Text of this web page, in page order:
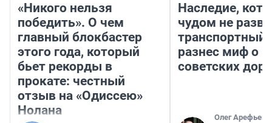
«Никого нельзя
победить». О чем
главный блокбастер
этого года, который
бьет рекорды в
прокате: честный
отзыв на «Одиссею»
Нолана
Наследие,
чудом не
транспортный
разнес миф о
советских
Олег Арефьев